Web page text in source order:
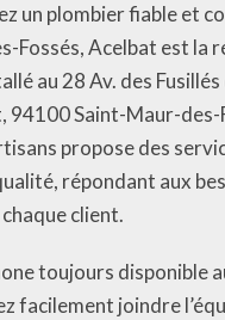
un plombier fiable et
Fossés, Acelbat est la
au 28 Av. des Fusillés
94100 Saint-Maur-des-
propose des
répondant aux
client.
toujours disponible
facilement joindre